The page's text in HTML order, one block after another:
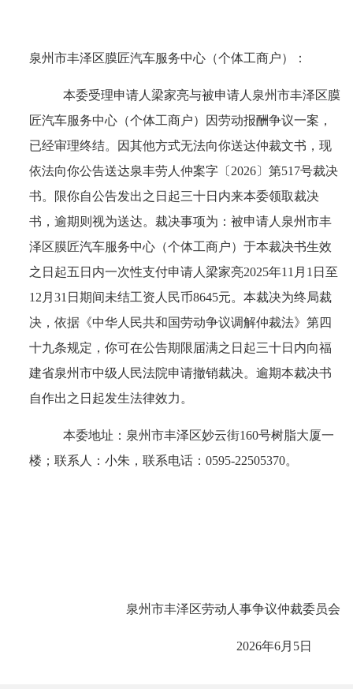
泉州市丰泽区膜匠汽车服务中心（个体工商户） ：
本委受理申请人 梁家亮与被申请人 泉州市丰泽区膜
匠汽车服务中心（个体工商户）
因劳动报酬争议一案，
已经审理终结。因其他方式无法向你送达仲裁文书，现
依法向你公告送达泉丰劳人仲案字〔 2026〕第517号裁决
书。限你自公告发出之日起三十日内来本委领取裁决
书，逾期则视为送达。 裁决事项为：被申请人泉州市丰
泽区膜匠汽车服务中心（个体工商户）于本裁决书生效
之日起五日内一次性支付申请人梁家亮2025年11月1日至
12月31日期间未结工资人民币8645元。本裁决为终局裁
决，依据《中华人民共和国劳动争议调解仲裁法》第四
十九条规定，你可在公告期限届满之日起三十日内向福
建省泉州市中级人民法院申请撤销裁决。逾期本裁决书
自作出之日起发生法律效力。
本委地址： 泉州市丰泽区妙云街160号树脂大厦一
楼 ；联系人：小朱，联系电话：0595-22505370。
泉州市丰泽区劳动人事争议仲裁委员会
2026年6月5日